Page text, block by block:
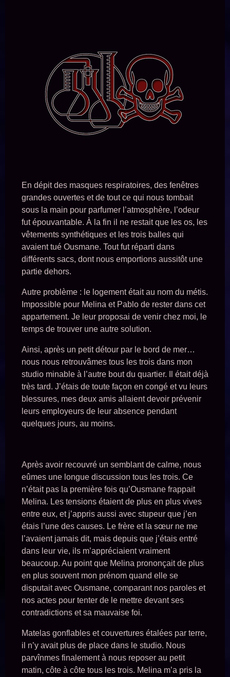
En dépit des masques respiratoires, des fenêtres
grandes ouvertes et de tout ce qui nous tombait
sous la main pour parfumer l’atmosphère, l’odeur
fut épouvantable. À la fin il ne restait que les os, les
vêtements synthétiques et les trois balles qui
avaient tué Ousmane. Tout fut réparti dans
différents sacs, dont nous emportions aussitôt une
partie dehors.
Autre problème : le logement était au nom du métis.
Impossible pour Melina et Pablo de rester dans cet
appartement. Je leur proposai de venir chez moi, le
temps de trouver une autre solution.
Ainsi, après un petit détour par le bord de mer…
nous nous retrouvâmes tous les trois dans mon
studio minable à l’autre bout du quartier. Il était déjà
très tard. J’étais de toute façon en congé et vu leurs
blessures, mes deux amis allaient devoir prévenir
leurs employeurs de leur absence pendant
quelques jours, au moins.
Après avoir recouvré un semblant de calme, nous
eûmes une longue discussion tous les trois. Ce
n’était pas la première fois qu’Ousmane frappait
Melina. Les tensions étaient de plus en plus vives
entre eux, et j’appris aussi avec stupeur que j’en
étais l’une des causes. Le frère et la sœur ne me
l’avaient jamais dit, mais depuis que j’étais entré
dans leur vie, ils m’appréciaient vraiment
beaucoup. Au point que Melina prononçait de plus
en plus souvent mon prénom quand elle se
disputait avec Ousmane, comparant nos paroles et
nos actes pour tenter de le mettre devant ses
contradictions et sa mauvaise foi.
Matelas gonflables et couvertures étalées par terre,
il n’y avait plus de place dans le studio. Nous
parvînmes finalement à nous reposer au petit
matin, côte à côte tous les trois. Melina m’a pris la